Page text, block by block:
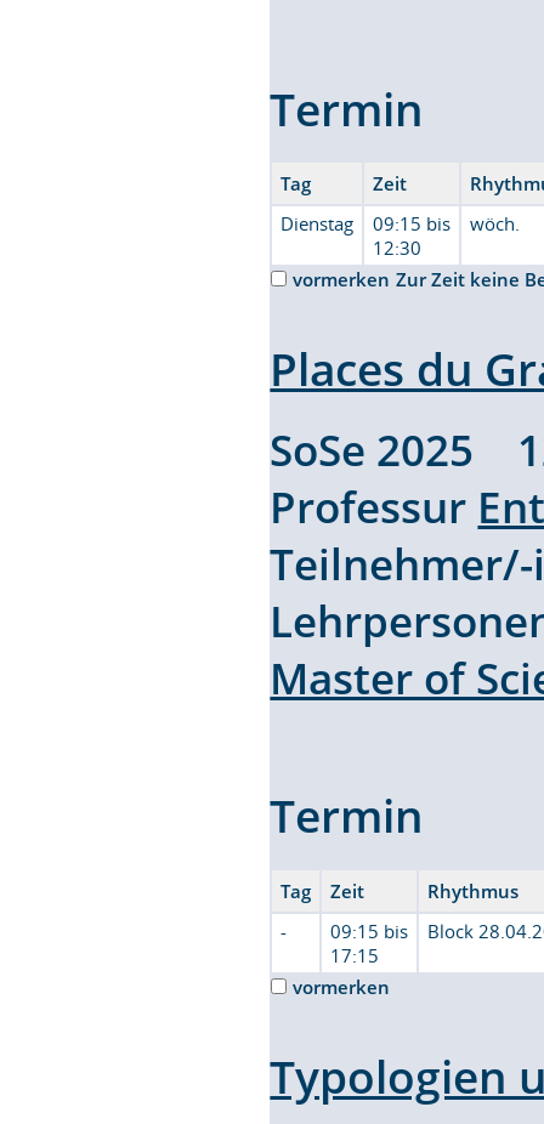
Termin
Tag Zeit
Dienstag
09:15 bis
12:30
wöch.
vormerken Zur Zeit keine
Places du
SoSe 2025
Professur
Master of
Termin
Tag Zeit
Rhythmus
-
09:15 bis
17:15
Block
vormerken
Typologien